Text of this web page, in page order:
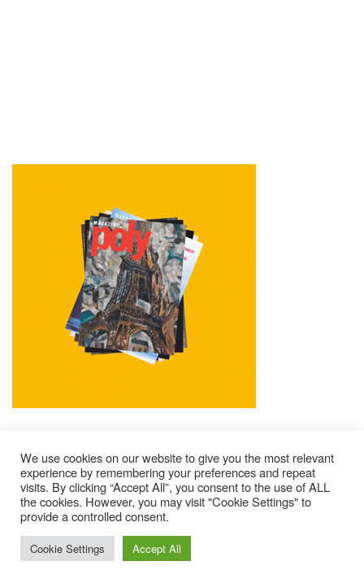
Impressum Kontakt
Alle Ausgaben Lesen
POLY Abonnieren
© 2025 – Magazine Poly – BKN
We use cookies on our website to give you the most relevant
experience by remembering your preferences and repeat
visits. By clicking “Accept All”, you consent to the use of ALL
the cookies. However, you may visit "Cookie Settings" to
provide a controlled consent.
Cookie Settings Accept All